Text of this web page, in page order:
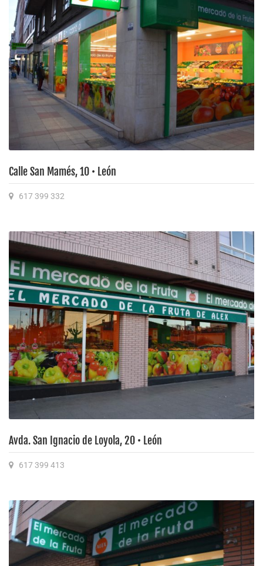
Calle San Mamés, 10 • León
617 399 332
Avda. San Ignacio de Loyola, 20 • León
617 399 413